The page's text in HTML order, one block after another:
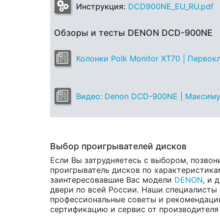
Инструкция: DCD900NE_EU_RU.pdf
Обзоры и тесты DENON DCD-900NE
Колонки Polk Monitor XT70 |
Видео: Denon DCD-900NE |
Выбор проигрывателей дисков
Если Вы затрудняетесь с выбором,
проигрыватель дисков по
заинтересовавшие Вас модели DENON, и
двери по всей России. Наши специалисты
профессиональные советы и
сертификацию и сервис от